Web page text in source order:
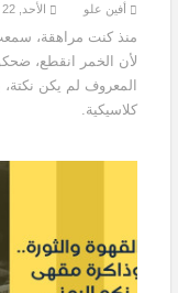
أفين علو الأحد, 22 آذار 2026
منذ كنت مراهقة،
لأن الخمر انقطع،
المعروف لم يكن
كلاسيكية.